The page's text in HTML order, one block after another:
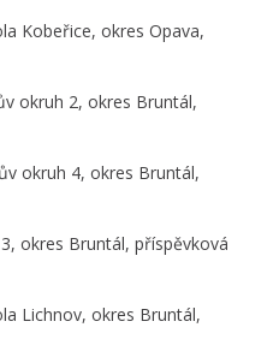
Kobeřice, okres Opava,
okruh 2, okres Bruntál,
okruh 4, okres Bruntál,
okres Bruntál, příspěvková
Lichnov, okres Bruntál,